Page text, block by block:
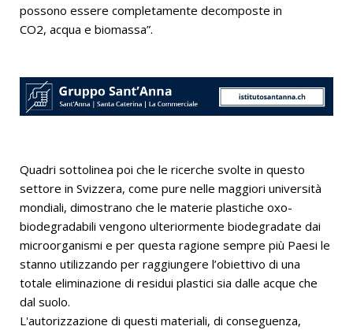
possono essere completamente decomposte in
CO2, acqua e biomassa”.
Quadri sottolinea poi che le ricerche svolte in questo
settore in Svizzera, come pure nelle maggiori università
mondiali, dimostrano che le materie plastiche oxo-
biodegradabili vengono ulteriormente biodegradate dai
microorganismi e per questa ragione sempre più Paesi le
stanno utilizzando per raggiungere l’obiettivo di una
totale eliminazione di residui plastici sia dalle acque che
dal suolo.
L'autorizzazione di questi materiali, di conseguenza,